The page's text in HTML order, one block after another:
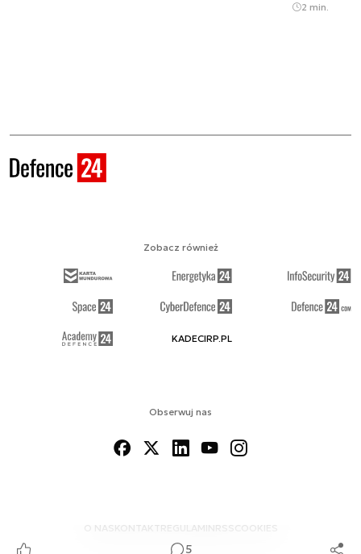
5
2 min.
Obserwuj nas
O NAS KONTAKTREGULAMINRSS COOKIES
Zobacz również
KADECIRP.PL